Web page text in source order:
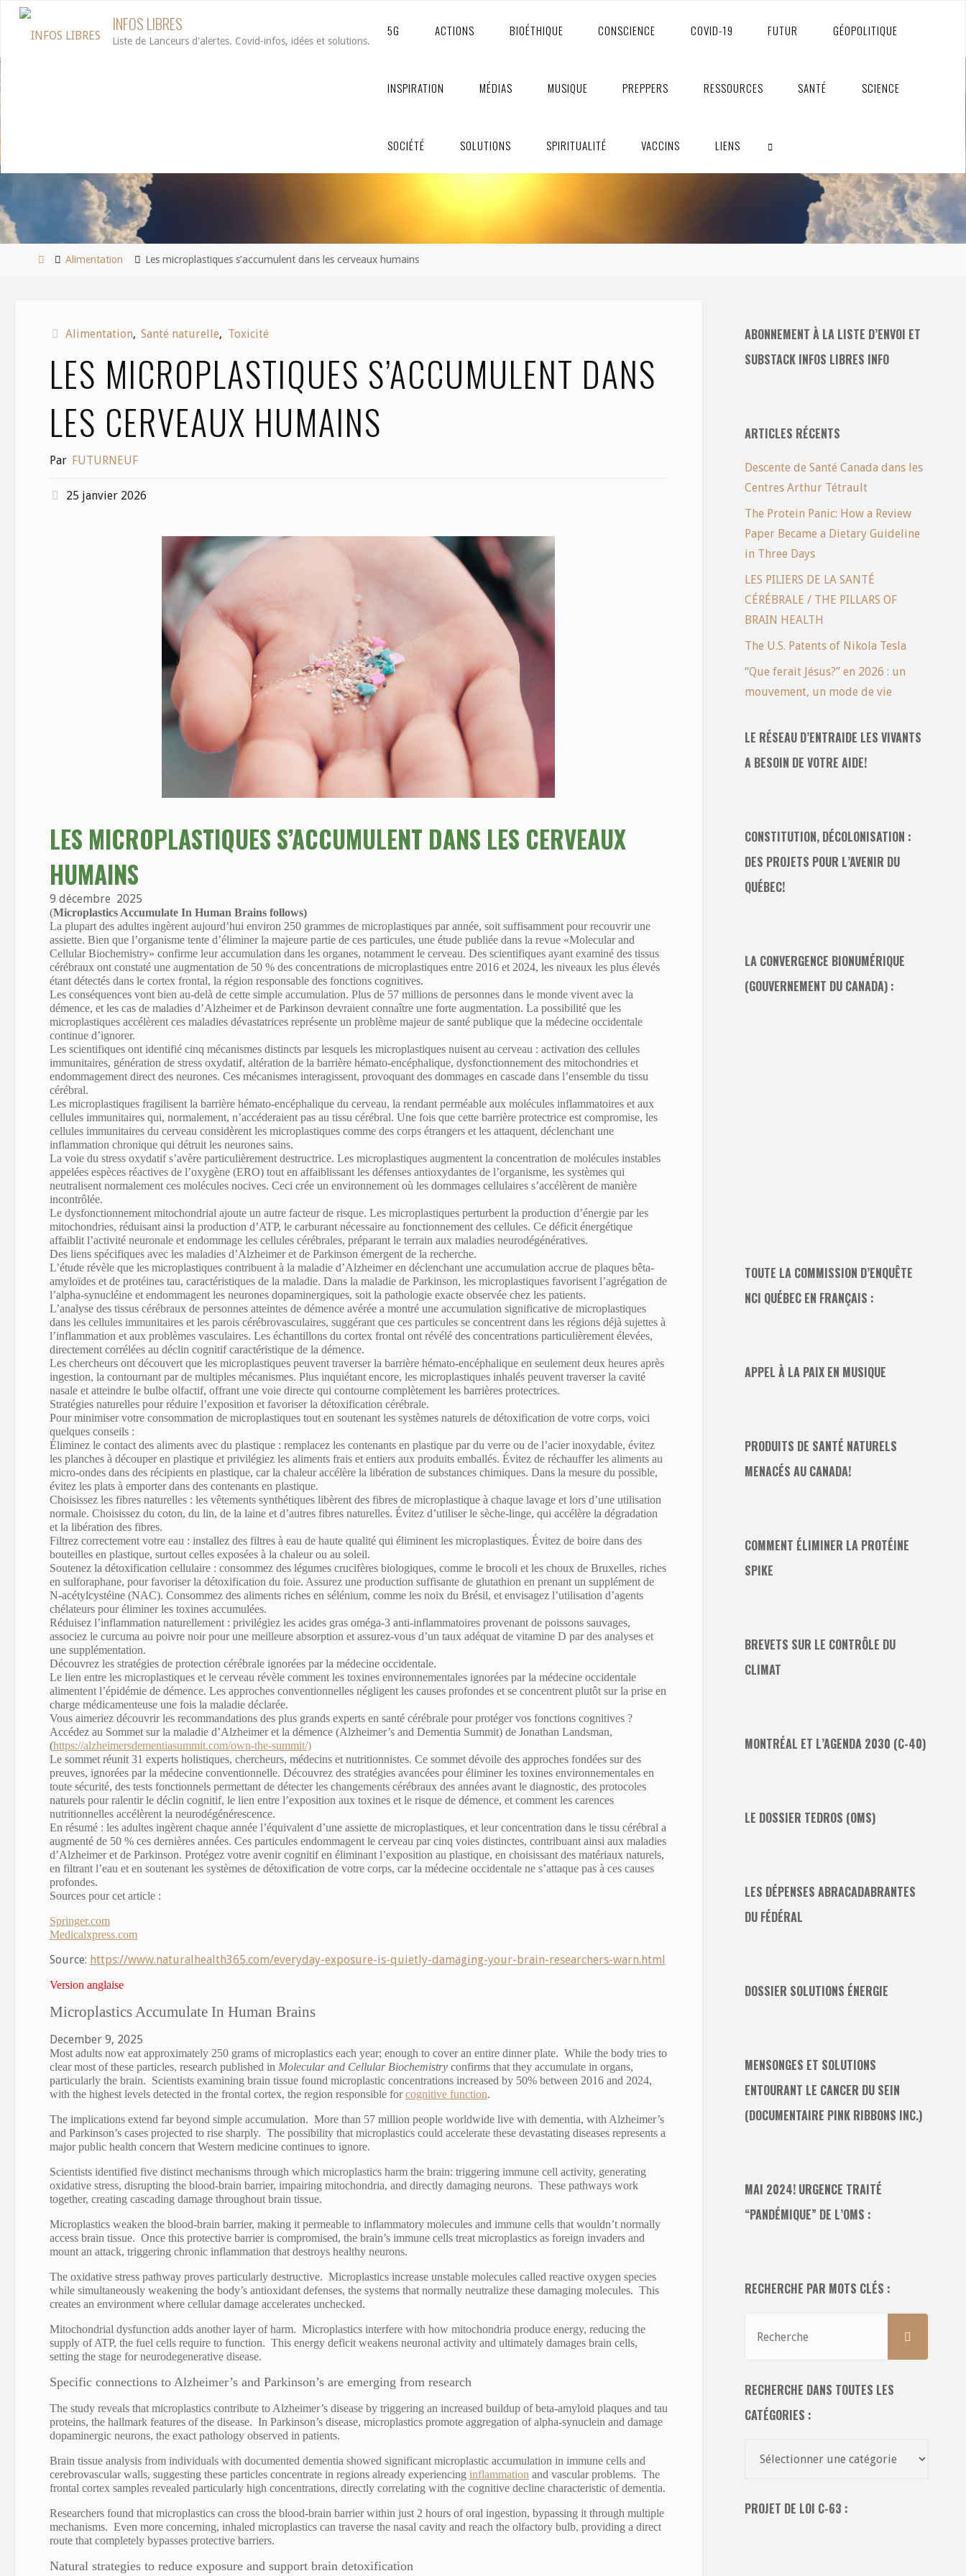
Aller
INFOS LIBRES
Liste de Lanceurs d'alertes. Covid-infos, idées et solutions.
5G ACTIONS BIOÉTHIQUE CONSCIENCE COVID-19 FUTUR GÉOPOLITIQUE
INSPIRATION MÉDIAS MUSIQUE PREPPERS RESSOURCES SANTÉ SCIENCE
SOCIÉTÉ SOLUTIONS SPIRITUALITÉ VACCINS LIENS
RECHERCHE
AccueilAlimentation Les microplastiques s’accumulent dans les cerveaux humains
Alimentation, Santé naturelle, Toxicité
LES MICROPLASTIQUES S’ACCUMULENT DANS
LES CERVEAUX HUMAINS
Par FUTURNEUF
25 janvier 2026
LES MICROPLASTIQUES S’ACCUMULENT DANS LES CERVEAUX
HUMAINS
9 décembre 2025
(Microplastics Accumulate In Human Brains follows)
La plupart des adultes ingèrent aujourd’hui environ 250 grammes de microplastiques par année, soit suffisamment pour recouvrir une
assiette. Bien que l’organisme tente d’éliminer la majeure partie de ces particules, une étude publiée dans la revue «Molecular and
Cellular Biochemistry» confirme leur accumulation dans les organes, notamment le cerveau. Des scientifiques ayant examiné des tissus
cérébraux ont constaté une augmentation de 50 % des concentrations de microplastiques entre 2016 et 2024, les niveaux les plus élevés
étant détectés dans le cortex frontal, la région responsable des fonctions cognitives.
Les conséquences vont bien au-delà de cette simple accumulation. Plus de 57 millions de personnes dans le monde vivent avec la
démence, et les cas de maladies d’Alzheimer et de Parkinson devraient connaître une forte augmentation. La possibilité que les
microplastiques accélèrent ces maladies dévastatrices représente un problème majeur de santé publique que la médecine occidentale
continue d’ignorer.
Les scientifiques ont identifié cinq mécanismes distincts par lesquels les microplastiques nuisent au cerveau : activation des cellules
immunitaires, génération de stress oxydatif, altération de la barrière hémato-encéphalique, dysfonctionnement des mitochondries et
endommagement direct des neurones. Ces mécanismes interagissent, provoquant des dommages en cascade dans l’ensemble du tissu
cérébral.
Les microplastiques fragilisent la barrière hémato-encéphalique du cerveau, la rendant perméable aux molécules inflammatoires et aux
cellules immunitaires qui, normalement, n’accéderaient pas au tissu cérébral. Une fois que cette barrière protectrice est compromise, les
cellules immunitaires du cerveau considèrent les microplastiques comme des corps étrangers et les attaquent, déclenchant une
inflammation chronique qui détruit les neurones sains.
La voie du stress oxydatif s’avère particulièrement destructrice. Les microplastiques augmentent la concentration de molécules instables
appelées espèces réactives de l’oxygène (ERO)tout en affaiblissant les défenses antioxydantes de l’organisme, les systèmes qui
neutralisent normalement ces molécules nocives. Ceci crée un environnement où les dommages cellulaires s’accélèrent de manière
incontrôlée.
Le dysfonctionnement mitochondrial ajoute un autre facteur de risque. Les microplastiques perturbent la production d’énergie par les
mitochondries, réduisant ainsi la production d’ATP, le carburant nécessaire au fonctionnement des cellules. Ce déficit énergétique
affaiblit l’activité neuronale et endommage les cellules cérébrales, préparant le terrain aux maladies neurodégénératives.
Des liens spécifiques avec les maladies d’Alzheimer et de Parkinson émergent de la recherche.
L’étude révèle que les microplastiques contribuent à la maladie d’Alzheimer en déclenchant une accumulation accrue de plaques bêta-
amyloïdes et de protéines tau, caractéristiques de la maladie. Dans la maladie de Parkinson, les microplastiques favorisent l’agrégation de
l’alpha-synucléine et endommagent les neurones dopaminergiques, soit la pathologie exacte observée chez les patients.
L’analyse des tissus cérébraux de personnes atteintes de démence avérée a montré une accumulation significative de microplastiques
dans les cellules immunitaires et les parois cérébrovasculaires, suggérant que ces particules se concentrent dans les régions déjà sujettes à
l’inflammation et aux problèmes vasculaires. Les échantillons du cortex frontal ont révélé des concentrations particulièrement élevées,
directement corrélées au déclin cognitif caractéristique de la démence.
Les chercheurs ont découvert que les microplastiques peuvent traverser la barrière hémato-encéphalique en seulement deux heures après
ingestion, la contournant par de multiples mécanismes. Plus inquiétant encore, les microplastiques inhalés peuvent traverser la cavité
nasale et atteindre le bulbe olfactif, offrant une voie directe qui contourne complètement les barrières protectrices.
Stratégies naturelles pour réduire l’exposition et favoriser la détoxification cérébrale.
Pour minimiser votre consommation de microplastiques tout en soutenant les systèmes naturels de détoxification de votre corps, voici
quelques conseils :
Éliminez le contact des aliments avec du plastique: remplacez les contenants en plastique par du verre ou de l’acier inoxydable, évitez
les planches à découper en plastique et privilégiez les aliments frais et entiers aux produits emballés. Évitez de réchauffer les aliments au
micro-ondes dans des récipients en plastique, car la chaleur accélère la libération de substances chimiques. Dans la mesure du possible,
évitez les plats à emporter dans des contenants en plastique.
Choisissez les fibres naturelles: les vêtements synthétiques libèrent des fibres de microplastique à chaque lavage et lors d’une utilisation
normale. Choisissez du coton, du lin, de la laine et d’autres fibres naturelles. Évitez d’utiliser le sèche-linge, qui accélère la dégradation
et la libération des fibres.
Filtrez correctement votre eau : installez des filtres à eau de haute qualité qui éliminent les microplastiques. Évitez de boire dans des
bouteilles en plastique, surtout celles exposées à la chaleur ou au soleil.
Soutenez la détoxification cellulaire: consommez des légumes crucifères biologiques, comme le brocoli et les choux de Bruxelles, riches
en sulforaphane, pour favoriser la détoxification du foie. Assurez une production suffisante de glutathion en prenant un supplément de
N-acétylcystéine (NAC). Consommez des aliments riches en sélénium, comme les noix du Brésil, et envisagez l’utilisation d’agents
chélateurspour éliminer les toxines accumulées.
Réduisez l’inflammation naturellement: privilégiez les acides gras oméga-3 anti-inflammatoires provenant de poissons sauvages,
associez le curcuma au poivre noir pour une meilleure absorption et assurez-vous d’un taux adéquat de vitamine D par des analyses et
une supplémentation.
Découvrez les stratégies de protection cérébrale ignorées par la médecine occidentale.
Le lien entre les microplastiques et le cerveau révèle comment les toxines environnementales ignorées par la médecine occidentale
alimentent l’épidémie de démence. Les approches conventionnelles négligent les causes profondes et se concentrent plutôt sur la prise en
charge médicamenteuse une fois la maladie déclarée.
Vous aimeriez découvrir les recommandations des plus grands experts en santé cérébrale pour protéger vos fonctions cognitives ?
Accédez au Sommet sur la maladie d’Alzheimer et la démence (Alzheimer’s and Dementia Summit) de Jonathan Landsman,
(https://alzheimersdementiasummit.com/own-the-summit/)
Le sommet réunit 31 experts holistiques, chercheurs, médecins et nutritionnistes. Ce sommet dévoile des approches fondées sur des
preuves, ignorées par la médecine conventionnelle. Découvrez des stratégies avancées pour éliminer les toxines environnementales en
toute sécurité, des tests fonctionnels permettant de détecter les changements cérébraux des années avant le diagnostic, des protocoles
naturels pour ralentir le déclin cognitif, le lien entre l’exposition aux toxines et le risque de démence, et comment les carences
nutritionnelles accélèrent la neurodégénérescence.
En résumé : les adultes ingèrent chaque année l’équivalent d’une assiette de microplastiques, et leur concentration dans le tissu cérébral a
augmenté de 50 % ces dernières années. Ces particules endommagent le cerveau par cinq voies distinctes, contribuant ainsi aux maladies
d’Alzheimer et de Parkinson. Protégez votre avenir cognitif en éliminant l’exposition au plastique, en choisissant des matériaux naturels,
en filtrant l’eau et en soutenant les systèmes de détoxification de votre corps, car la médecine occidentale ne s’attaque pas à ces causes
profondes.
Sources pour cet article :
Springer.com
Medicalxpress.com
Source: https://www.naturalhealth365.com/everyday-exposure-is-quietly-damaging-your-brain-researchers-warn.html
Version anglaise
Microplastics Accumulate In Human Brains
December 9, 2025
Most adults now eat approximately 250 grams of microplastics each year; enough to cover an entire dinner plate. While the body tries to
clear most of these particles, research published in Molecular and Cellular Biochemistryconfirms that they accumulate in organs,
particularly the brain. Scientists examining brain tissue found microplastic concentrations increased by 50% between 2016 and 2024,
with the highest levels detected in the frontal cortex, the region responsible forcognitive function.
The implications extend far beyond simple accumulation. More than 57 million people worldwide live with dementia, with Alzheimer’s
and Parkinson’s cases projected to rise sharply. The possibility that microplastics could accelerate these devastating diseases represents a
major public health concern that Western medicine continues to ignore.
Scientists identified five distinct mechanisms through which microplastics harm the brain: triggering immune cell activity, generating
oxidative stress, disrupting the blood-brain barrier, impairing mitochondria, and directly damaging neurons. These pathways work
together, creating cascading damage throughout brain tissue.
Microplastics weaken the blood-brain barrier, making it permeable to inflammatory molecules and immune cells that wouldn’t normally
access brain tissue. Once this protective barrier is compromised, the brain’s immune cells treat microplastics as foreign invaders and
mount an attack, triggering chronic inflammation that destroys healthy neurons.
The oxidative stress pathway proves particularly destructive. Microplastics increase unstable molecules called reactive oxygen species
while simultaneously weakening the body’s antioxidant defenses, the systems that normally neutralize these damaging molecules. This
creates an environment where cellular damage accelerates unchecked.
Mitochondrial dysfunction adds another layer of harm. Microplastics interfere with how mitochondria produce energy, reducing the
supply of ATP, the fuel cells require to function. This energy deficit weakens neuronal activity and ultimately damages brain cells,
setting the stage for neurodegenerative disease.
Specific connections to Alzheimer’s and Parkinson’s are emerging from research
The study reveals that microplastics contribute to Alzheimer’s disease by triggering an increased buildup of beta-amyloid plaques and tau
proteins, the hallmark features of the disease. In Parkinson’s disease, microplastics promote aggregation of alpha-synuclein and damage
dopaminergic neurons, the exact pathology observed in patients.
Brain tissue analysis from individuals with documented dementia showed significant microplastic accumulation in immune cells and
cerebrovascular walls, suggesting these particles concentrate in regions already experiencing inflammation and vascular problems. The
frontal cortex samples revealed particularly high concentrations, directly correlating with the cognitive decline characteristic of dementia.
Researchers found that microplastics can cross the blood-brain barrier within just 2 hours of oral ingestion, bypassing it through multiple
mechanisms. Even more concerning, inhaled microplastics can traverse the nasal cavity and reach the olfactory bulb, providing a direct
route that completely bypasses protective barriers.
Natural strategies to reduce exposure and support brain detoxification
ABONNEMENT À LA LISTE D’ENVOI ET
SUBSTACK INFOS LIBRES INFO
ARTICLES RÉCENTS
Descente de Santé Canada dans les
Centres Arthur Tétrault
The Protein Panic: How a Review
Paper Became a Dietary Guideline
in Three Days
LES PILIERS DE LA SANTÉ
CÉRÉBRALE / THE PILLARS OF
BRAIN HEALTH
The U.S. Patents of Nikola Tesla
“Que ferait Jésus?” en 2026 : un
mouvement, un mode de vie
LE RÉSEAU D’ENTRAIDE LES VIVANTS
A BESOIN DE VOTRE AIDE!
CONSTITUTION, DÉCOLONISATION :
DES PROJETS POUR L’AVENIR DU
QUÉBEC!
LA CONVERGENCE BIONUMÉRIQUE
(GOUVERNEMENT DU CANADA) :
TOUTE LA COMMISSION D’ENQUÊTE
NCI QUÉBEC EN FRANÇAIS :
APPEL À LA PAIX EN MUSIQUE
PRODUITS DE SANTÉ NATURELS
MENACÉS AU CANADA!
COMMENT ÉLIMINER LA PROTÉINE
SPIKE
BREVETS SUR LE CONTRÔLE DU
CLIMAT
MONTRÉAL ET L’AGENDA 2030 (C-40)
LE DOSSIER TEDROS (OMS)
LES DÉPENSES ABRACADABRANTES
DU FÉDÉRAL
DOSSIER SOLUTIONS ÉNERGIE
MENSONGES ET SOLUTIONS
ENTOURANT LE CANCER DU SEIN
(DOCUMENTAIRE PINK RIBBONS INC.)
MAI 2024! URGENCE TRAITÉ
“PANDÉMIQUE” DE L’OMS :
RECHERCHE PAR MOTS CLÉS :
RECHERCHE DANS TOUTES LES
CATÉGORIES :
les
PROJET DE LOI C-63 :